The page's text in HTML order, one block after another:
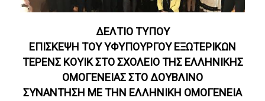
ΔΕΛΤΙΟ ΤΥΠΟΥ
ΕΠΙΣΚΕΨΗ ΤΟΥ ΥΦΥΠΟΥΡΓΟΥ ΕΞΩΤΕΡΙΚΩΝ
ΤΕΡΕΝΣ ΚΟΥΙΚ ΣΤΟ ΣΧΟΛΕΙΟ ΤΗΣ ΕΛΛΗΝΙΚΗΣ
ΟΜΟΓΕΝΕΙΑΣ ΣΤΟ ΔΟΥΒΛΙΝΟ
ΣΥΝΑΝΤΗΣΗ ΜΕ ΤΗΝ ΕΛΛΗΝΙΚΗ ΟΜΟΓΕΝΕΙΑ